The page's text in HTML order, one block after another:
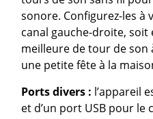
sonore. Configurez-les à
canal gauche-droite, soit
meilleure de tour de
une petite fête à la
Ports divers : l’appareil
et d’un port USB pour le